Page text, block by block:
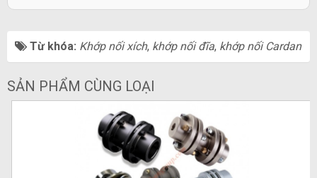
Từ khóa: Khớp nối xích, khớp nối đĩa, khớp nối Cardan
SẢN PHẨM CÙNG LOẠI